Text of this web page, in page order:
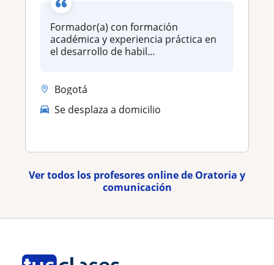
Formador(a) con formación
académica y experiencia práctica en
el desarrollo de habil...
Bogotá
Se desplaza a domicilio
Ver todos los profesores online de Oratoria y
comunicación